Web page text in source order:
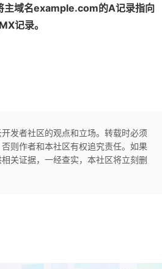
主域名example.com的A记录指向
记录。
发者社区的观点和立场。转载时必须
则作者和本社区有权追究责任。如果
关证据，一经查实，本社区将立刻删